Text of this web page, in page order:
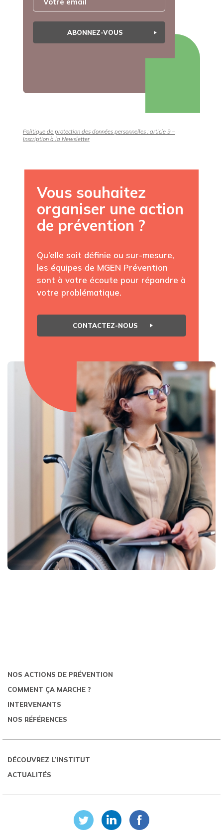
ABONNEZ-VOUS
Politique de protection des données personnelles : article 9 –
Inscription à la Newsletter
Vous souhaitez
organiser une action
de prévention ?
Qu’elle soit définie ou sur-mesure,
les équipes de MGEN Prévention
sont à votre écoute pour répondre à
votre problématique.
CONTACTEZ-NOUS
NOS ACTIONS DE PRÉVENTION
COMMENT ÇA MARCHE ?
INTERVENANTS
NOS RÉFÉRENCES
DÉCOUVREZ L’INSTITUT
ACTUALITÉS